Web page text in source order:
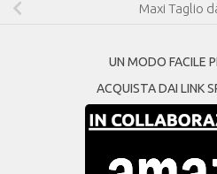
Maxi Taglio
UN MODO FACILE
ACQUISTA DAI LINK